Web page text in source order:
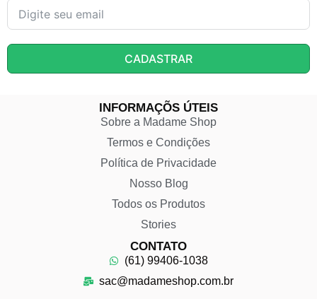
CADASTRAR
INFORMAÇÕS ÚTEIS
Sobre a Madame Shop
Termos e Condições
Política de Privacidade
Nosso Blog
Todos os Produtos
Stories
CONTATO
(61) 99406-1038
sac@madameshop.com.br